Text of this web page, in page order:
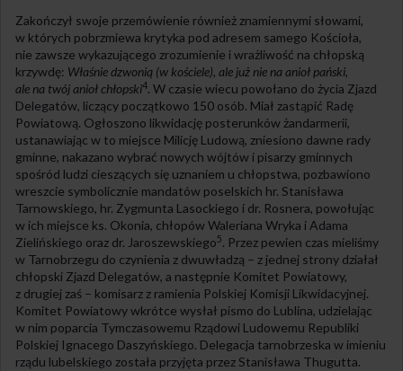
Zakończył swoje przemówienie również znamiennymi słowami,
w których pobrzmiewa krytyka pod adresem samego Kościoła,
nie zawsze wykazującego zrozumienie i wrażliwość na chłopską
krzywdę: Właśnie dzwonią (w kościele), ale już nie na anioł pański,
ale na twój anioł chłopski4. W czasie wiecu powołano do życia Zjazd
Delegatów, liczący początkowo 150 osób. Miał zastąpić Radę
Powiatową. Ogłoszono likwidację posterunków żandarmerii,
ustanawiając w to miejsce Milicję Ludową, zniesiono dawne rady
gminne, nakazano wybrać nowych wójtów i pisarzy gminnych
spośród ludzi cieszących się uznaniem u chłopstwa, pozbawiono
wreszcie symbolicznie mandatów poselskich hr. Stanisława
Tarnowskiego, hr. Zygmunta Lasockiego i dr. Rosnera, powołując
w ich miejsce ks. Okonia, chłopów Waleriana Wryka i Adama
Zielińskiego oraz dr. Jaroszewskiego5. Przez pewien czas mieliśmy
w Tarnobrzegu do czynienia z dwuwładzą – z jednej strony działał
chłopski Zjazd Delegatów, a następnie Komitet Powiatowy,
z drugiej zaś – komisarz z ramienia Polskiej Komisji Likwidacyjnej.
Komitet Powiatowy wkrótce wysłał pismo do Lublina, udzielając
w nim poparcia Tymczasowemu Rządowi Ludowemu Republiki
Polskiej Ignacego Daszyńskiego. Delegacja tarnobrzeska w imieniu
rządu lubelskiego została przyjęta przez Stanisława Thugutta.